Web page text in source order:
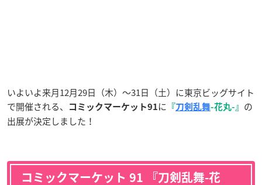
いよいよ来月12月29日（木）～31日（土）に東京ビッグサイト
で開催される、
コミックマーケット91 に 『刀剣乱舞-花丸-』 の
出展が決定しました！
コミックマーケット 91 『刀剣乱舞-花